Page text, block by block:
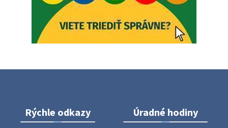
Vážený občan, dnes 5. 8. sa zváža komunálny odpad.
5. augusta 2026 05:00
ZBER ŽELEZA
Rýchle odkazy Úradné hodiny